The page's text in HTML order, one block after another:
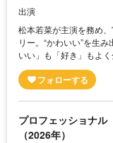
出演
松本若菜が主演を務め
リー。“かわいい”を生
いい」も「好き」もよ
プロフェッショナ
（2026年）